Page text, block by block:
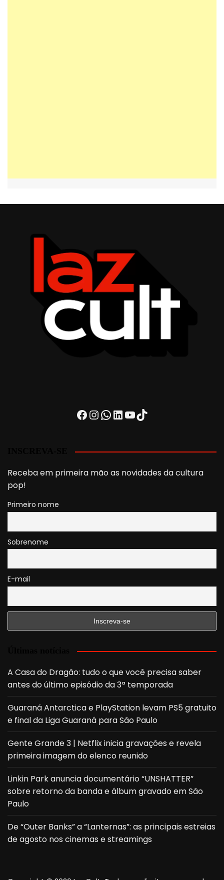
Facebook
Instagram
WhatsApp
LinkedIn
Youtube
TikTok
Receba em primeira mão as novidades da cultura
pop!
Primeiro nome
Sobrenome
E-mail
A Casa do Dragão: tudo o que você precisa saber
antes do último episódio da 3ª temporada
Guaraná Antarctica e PlayStation levam PS5 gratuito
e final da Liga Guaraná para São Paulo
Gente Grande 3 | Netflix inicia gravações e revela
primeira imagem do elenco reunido
Linkin Park anuncia documentário “UNSHATTER”
sobre retorno da banda e álbum gravado em São
Paulo
De “Outer Banks” a “Lanternas”: as principais estreias
de agosto nos cinemas e streamings